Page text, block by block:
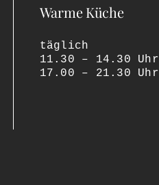
Warme Küche
täglich
11.30 – 14.30 Uhr
17.00 – 21.30 Uhr